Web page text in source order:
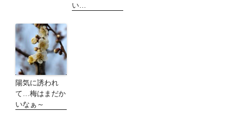
い…
陽気に誘われ
て…梅はまだか
いなぁ～